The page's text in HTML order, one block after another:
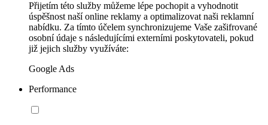
Přijetím této služby můžeme lépe pochopit a vyhodnotit
úspěšnost naší online reklamy a optimalizovat naši reklamní
nabídku. Za tímto účelem synchronizujeme Vaše zašifrované
osobní údaje s následujícími externími poskytovateli, pokud
již jejich služby využíváte:
Google Ads
Performance